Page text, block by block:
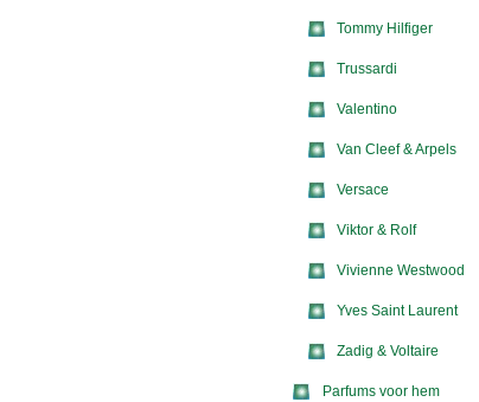
Tommy Hilfiger
Trussardi
Valentino
Van Cleef & Arpels
Versace
Viktor & Rolf
Vivienne Westwood
Yves Saint Laurent
Zadig & Voltaire
Parfums voor hem